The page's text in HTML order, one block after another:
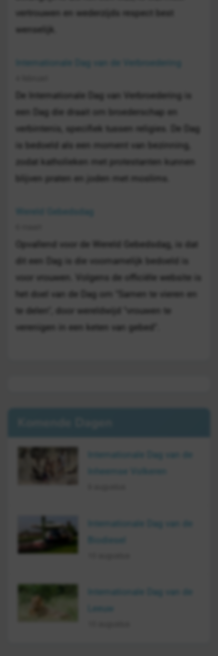
vertrouwen en wederzijds respect best
wenselijk.
Internationale Dag van de Verbroedering
De Internationale Dag van Verbroedering is
een Dag die draait om broederschap en
verbintenis, specifiek tussen religies. De Dag
is bedoeld als een moment van bezinning,
zodat katholieken met protestanten kunnen
blijven praten en joden met moslims.
Wereld Gebedsdag
Opvallend voor de Wereld Gebedsdag, is dat
dit een Dag is die voornamelijk bedoeld is
voor vrouwen. Volgens de officiële website is
het doel van de Dag om "Samen te vieren en
te delen", door wereldwijd "vrouwen te
verenigen in een keten van gebed".
Internationale Dag van de
Internationale Dag van de
Internationale Dag van de